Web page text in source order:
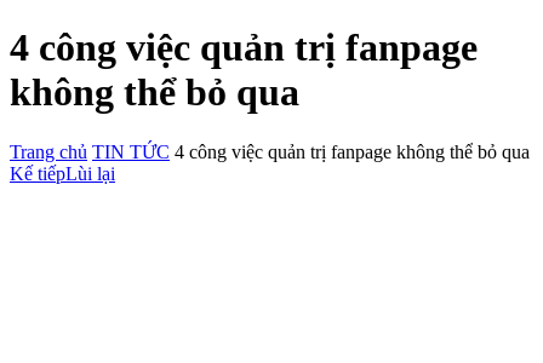
4 công việc quản trị fanpage
không thể bỏ qua
Trang chủ TIN TỨC 4 công việc quản trị fanpage không thể bỏ qua
Kế tiếpLùi lại